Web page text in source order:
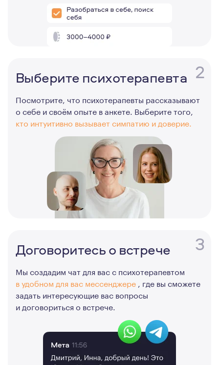
2
Выберите психотерапевта
Посмотрите, что психотерапевты рассказывают
о себе и своём опыте в анкете. Выберите того,
кто интуитивно вызывает симпатию и доверие.
3
Договоритесь о встрече
Мы создадим чат для вас с психотерапевтом
в удобном для вас мессенджере , где вы сможете
задать интересующие вас вопросы
и договориться о встрече.